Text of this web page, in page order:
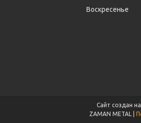
Воскресенье
Сайт создан